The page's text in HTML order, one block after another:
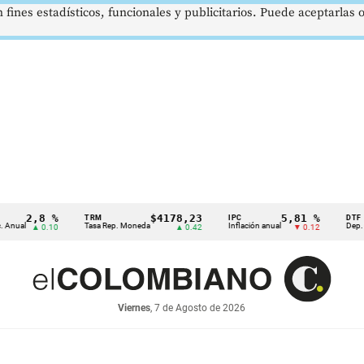
2,8 %
▲ 0.10
TRM
Tasa Rep. Moneda
$4178,23
▲ 0.42
IPC
Inflación anual
5,81 %
▼ 0.12
DTF
Dep.
Viernes, 7 de Agosto de 2026
estadísticos, funcionales y publicitarios. Puede aceptarlas